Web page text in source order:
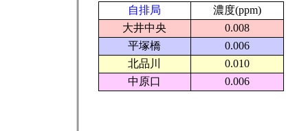
自排局
濃度(ppm)
大井中央
0.008
平塚橋
0.006
北品川
0.010
中原口
0.006